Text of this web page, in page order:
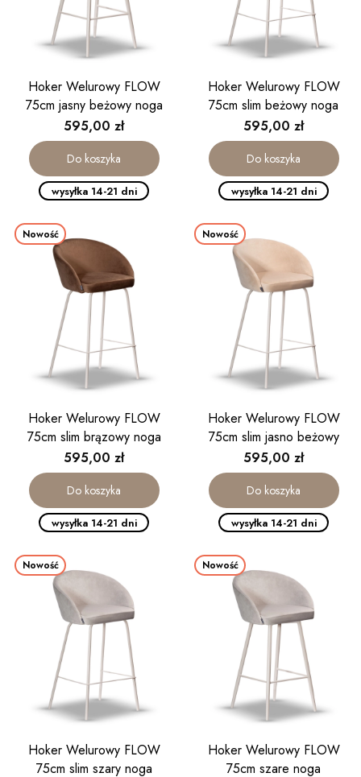
Hoker Welurowy FLOW
75cm jasny beżowy noga
kaszmirowa
Cena
595,00 zł
Do koszyka
wysyłka 14-21 dni
Hoker Welurowy FLOW
75cm slim beżowy noga
kaszmirowa
Cena
595,00 zł
Do koszyka
wysyłka 14-21 dni
Nowość
Hoker Welurowy FLOW
75cm slim brązowy noga
kaszmirowa
Cena
595,00 zł
Do koszyka
wysyłka 14-21 dni
Nowość
Hoker Welurowy FLOW
75cm slim jasno beżowy
noga kaszmirowa
Cena
595,00 zł
Do koszyka
wysyłka 14-21 dni
Nowość
Hoker Welurowy FLOW
75cm slim szary noga
Nowość
Hoker Welurowy FLOW
75cm szare noga